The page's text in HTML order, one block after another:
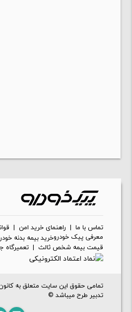
تماس با ما| راهنمای خرید امن|
معرفی پیک خودروخرید بیمه بدنه
قیمت بیمه شخص ثالث|
تمامی حقوق این سایت متعلق به
تدبیر طرح میباشد ©